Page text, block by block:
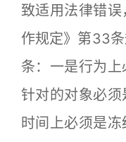
致适用法律错
作规定》第33
条：一是行为
针对的对象必
时间上必须是